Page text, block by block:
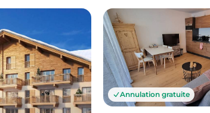
Annulation gratuite